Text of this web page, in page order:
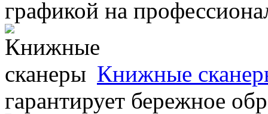
графикой на
Книжные
гарантирует бережное